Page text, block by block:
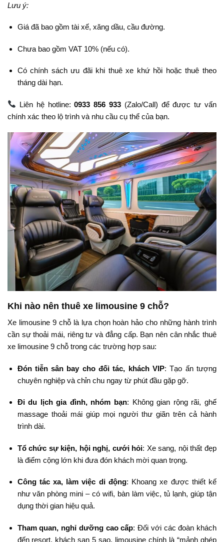
Lưu ý:
Giá đã bao gồm tài xế, xăng dầu, cầu đường.
Chưa bao gồm VAT 10% (nếu có).
Có chính sách ưu đãi khi thuê xe khứ hồi hoặc thuê theo
tháng dài hạn.
Liên hệ hotline:0933 856 933(Zalo/Call) để được tư vấn
chính xác theo lộ trình và nhu cầu cụ thể của bạn.
Khi nào nên thuê xe limousine 9 chỗ?
Xe limousine 9 chỗ là lựa chọn hoàn hảo cho những hành trình
cần sự thoải mái, riêng tư và đẳng cấp. Bạn nên cân nhắc thuê
xe limousine 9 chỗ trong các trường hợp sau:
Đón tiễn sân bay cho đối tác, khách VIP: Tạo ấn tượng
chuyên nghiệp và chỉn chu ngay từ phút đầu gặp gỡ.
Đi du lịch gia đình, nhóm bạn: Không gian rộng rãi, ghế
massage thoải mái giúp mọi người thư giãn trên cả hành
trình dài.
Tổ chức sự kiện, hội nghị, cưới hỏi: Xe sang, nội thất đẹp
là điểm cộng lớn khi đưa đón khách mời quan trọng.
Công tác xa, làm việc di động: Khoang xe được thiết kế
như văn phòng mini – có wifi, bàn làm việc, tủ lạnh, giúp tận
dụng thời gian hiệu quả.
Tham quan, nghỉ dưỡng cao cấp: Đối với các đoàn khách
đến resort, khách sạn 5 sao, limousine chính là “mảnh ghép